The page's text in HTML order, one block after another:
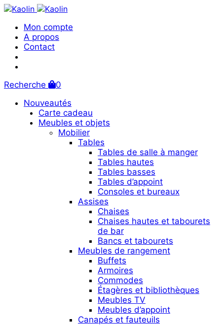
Mon compte
A propos
Contact
Recherche
0
Nouveautés
Carte cadeau
Meubles et objets
Mobilier
Tables
Tables de salle à manger
Tables hautes
Tables basses
Tables d’appoint
Consoles et bureaux
Assises
Chaises
Chaises hautes et tabourets
de bar
Bancs et tabourets
Meubles de rangement
Buffets
Armoires
Commodes
Étagères et bibliothèques
Meubles TV
Meubles d’appoint
Canapés et fauteuils